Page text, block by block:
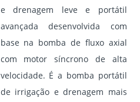
e drenagem leve e portátil
avançada desenvolvida com
base na bomba de fluxo axial
com motor síncrono de alta
velocidade. É a bomba portátil
de irrigação e drenagem mais